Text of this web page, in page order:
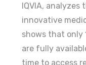
IQVIA,
innovative
shows that only
are fully
time to access